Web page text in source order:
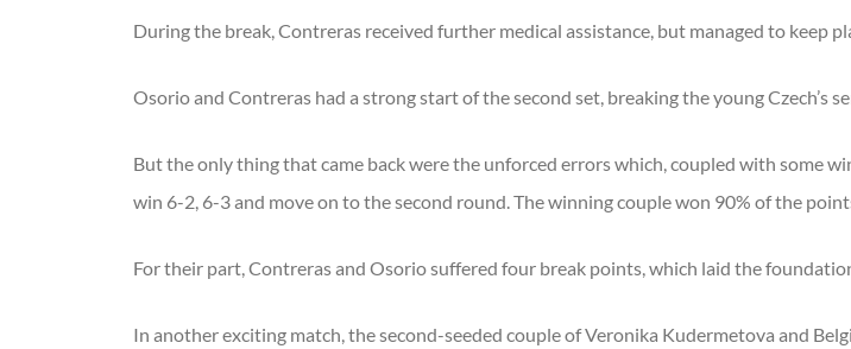
During the break, Contreras received further medical assistance, but managed to keep
Osorio and Contreras had a strong start of the second set, breaking the young Czech’s
But the only thing that came back were the unforced errors which, coupled with some
win 6-2, 6-3 and move on to the second round. The winning couple won 90% of the
For their part, Contreras and Osorio suffered four break points, which laid the
In another exciting match, the second-seeded couple of Veronika Kudermetova and